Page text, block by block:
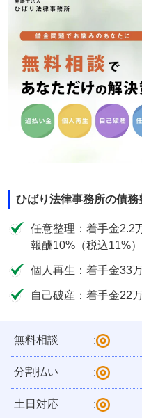
ひばり法律事務所の債務
任意整理：着手金2.2
報酬10%（税込11%
個人再生：着手金33
自己破産：着手金22
無料相談 :
分割払い :
土日対応 :